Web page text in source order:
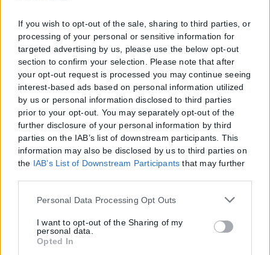
If you wish to opt-out of the sale, sharing to third parties, or
processing of your personal or sensitive information for
targeted advertising by us, please use the below opt-out
section to confirm your selection. Please note that after
your opt-out request is processed you may continue seeing
interest-based ads based on personal information utilized
by us or personal information disclosed to third parties
prior to your opt-out. You may separately opt-out of the
further disclosure of your personal information by third
parties on the IAB’s list of downstream participants. This
information may also be disclosed by us to third parties on
the IAB’s List of Downstream Participants that may further
Please note that this website/app uses one or more Google
but not limited to your visit or usage behaviour. You may
click to grant or deny consent to Google and its third-party
tags to use your data for below specified purposes in below
Personal Data Processing Opt Outs
I want to opt-out of the Sharing of my
personal data.
Opted In